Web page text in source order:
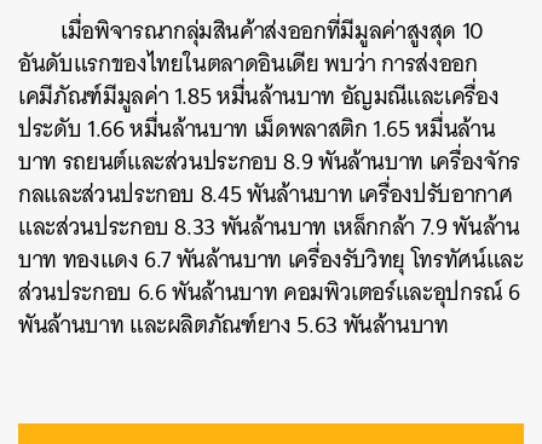
เมื่อพิจารณากลุ่มสินค้าส่งออกที่มีมูลค่าสูงสุด 10
อันดับแรกของไทยในตลาดอินเดีย พบว่า การส่งออก
เคมีภัณฑ์มีมูลค่า 1.85 หมื่นล้านบาท อัญมณีและเครื่อง
ประดับ 1.66 หมื่นล้านบาท เม็ดพลาสติก 1.65 หมื่นล้าน
บาท รถยนต์และส่วนประกอบ 8.9 พันล้านบาท เครื่องจักร
กลและส่วนประกอบ 8.45 พันล้านบาท เครื่องปรับอากาศ
และส่วนประกอบ 8.33 พันล้านบาท เหล็กกล้า 7.9 พันล้าน
บาท ทองแดง 6.7 พันล้านบาท เครื่องรับวิทยุ โทรทัศน์และ
ส่วนประกอบ 6.6 พันล้านบาท คอมพิวเตอร์และอุปกรณ์ 6
พันล้านบาท และผลิตภัณฑ์ยาง 5.63 พันล้านบาท